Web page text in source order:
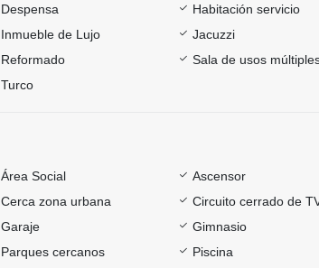
Despensa
Habitación servicio
Inmueble de Lujo
Jacuzzi
Reformado
Sala de usos
Turco
Área Social
Ascensor
Cerca zona urbana
Circuito cerrado de
Garaje
Gimnasio
Parques cercanos
Piscina